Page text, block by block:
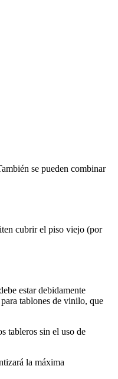
se pueden combinar
cubrir el piso viejo (por
estar debidamente
tablones de vinilo, que
tableros sin el uso de
la máxima